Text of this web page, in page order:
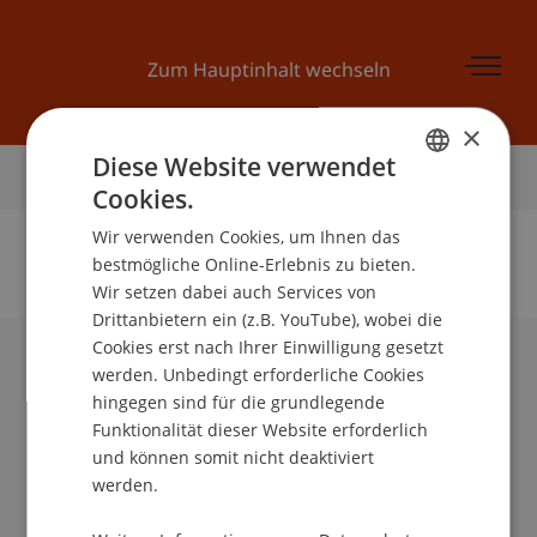
Zum Hauptinhalt wechseln
Startseite
Keine Daten zu dieser Person gefunden
Universität Liechtenstein
Fürst-Franz-Josef-Strasse
9490 Vaduz
Liechtenstein
info@uni.li
×
Diese Website verwendet
Cookies.
Wir verwenden Cookies, um Ihnen das
bestmögliche Online-Erlebnis zu bieten.
Wir setzen dabei auch Services von
Drittanbietern ein (z.B. YouTube), wobei die
Cookies erst nach Ihrer Einwilligung gesetzt
werden. Unbedingt erforderliche Cookies
hingegen sind für die grundlegende
Funktionalität dieser Website erforderlich
und können somit nicht deaktiviert
werden.